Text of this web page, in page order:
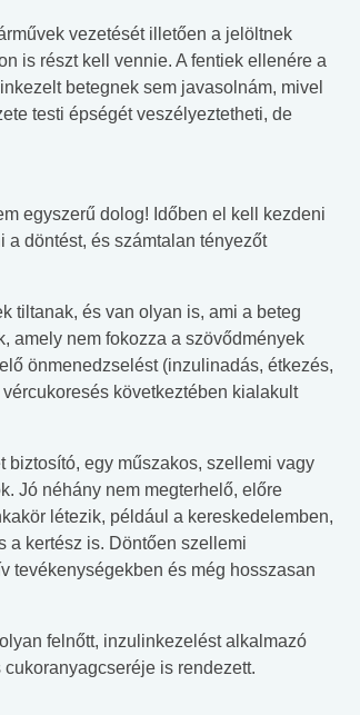
vezetését illetően a jelöltnek
is részt kell vennie. A fentiek ellenére a
betegnek sem javasolnám, mivel
testi épségét veszélyeztetheti, de
egyszerű dolog! Időben el kell kezdeni
döntést, és számtalan tényezőt
tiltanak, és van olyan is, ami a beteg
amely nem fokozza a szövődmények
önmenedzselést (inzulinadás, étkezés,
következtében kialakult
egy műszakos, szellemi vagy
Jó néhány nem megterhelő, előre
létezik, például a kereskedelemben,
a kertész is. Döntően szellemi
tevékenységekben és még hosszasan
felnőtt, inzulinkezelést alkalmazó
is rendezett.